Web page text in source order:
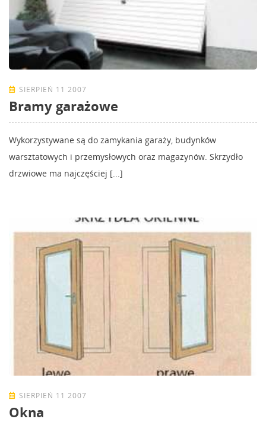
SIERPIEŃ 11 2007
Bramy garażowe
Wykorzystywane są do zamykania garaży, budynków
warsztatowych i przemysłowych oraz magazynów. Skrzydło
drzwiowe ma najczęściej [...]
SIERPIEŃ 11 2007
Okna